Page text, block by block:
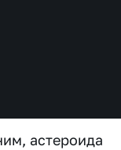
астероида